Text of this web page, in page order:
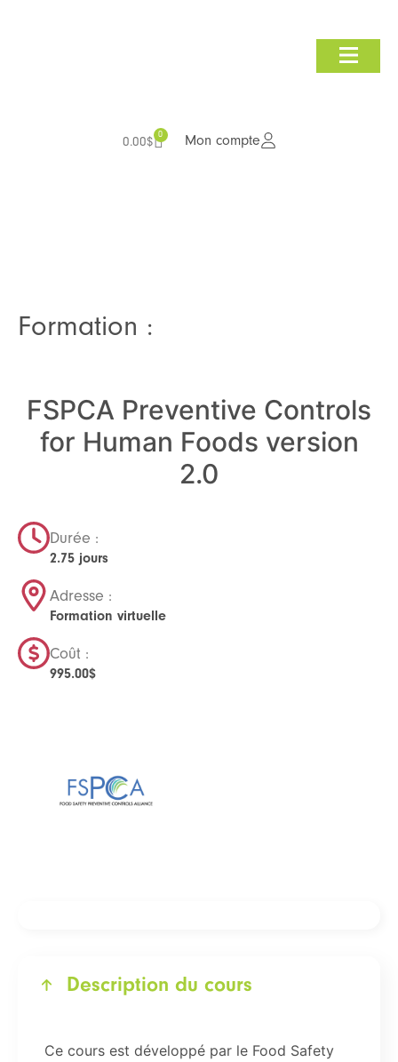
0.00$
0 Mon compte
Formation :
FSPCA Preventive Controls
for Human Foods version
2.0
Durée :
2.75 jours
Adresse :
Formation virtuelle
Coût :
995.00$
Description du cours
Ce cours est développé par le Food Safety